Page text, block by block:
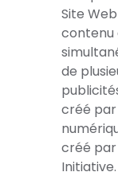
Site
contenu
de
créé par
créé par